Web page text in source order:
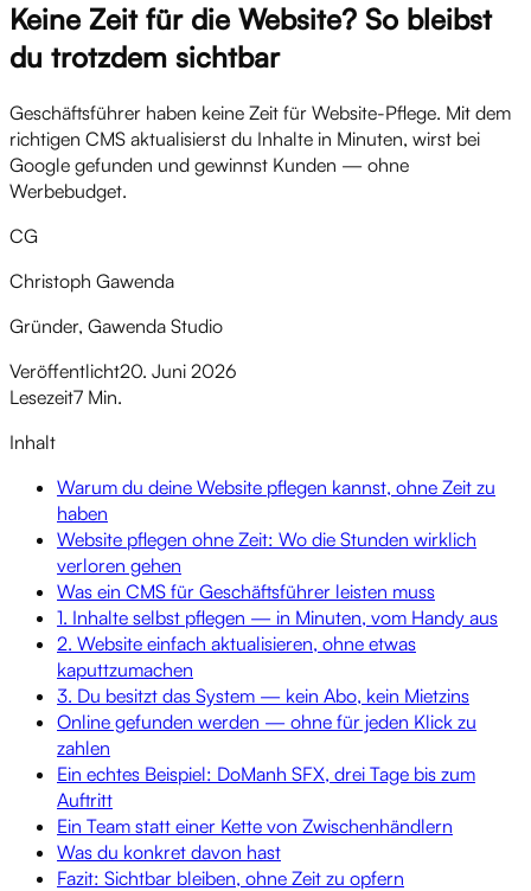
Keine Zeit für die Website? So bleibst
du trotzdem sichtbar
Geschäftsführer haben keine Zeit für Website-Pflege. Mit dem
richtigen CMS aktualisierst du Inhalte in Minuten, wirst bei
Google gefunden und gewinnst Kunden — ohne
Werbebudget.
CG
Christoph Gawenda
Gründer, Gawenda Studio
Veröffentlicht20. Juni 2026
Lesezeit7 Min.
Inhalt
Warum du deine Website pflegen kannst, ohne Zeit zu
haben
Website pflegen ohne Zeit: Wo die Stunden wirklich
verloren gehen
Was ein CMS für Geschäftsführer leisten muss
1. Inhalte selbst pflegen — in Minuten, vom Handy aus
2. Website einfach aktualisieren, ohne etwas
kaputtzumachen
3. Du besitzt das System — kein Abo, kein Mietzins
Online gefunden werden — ohne für jeden Klick zu
zahlen
Ein echtes Beispiel: DoManh SFX, drei Tage bis zum
Auftritt
Ein Team statt einer Kette von Zwischenhändlern
Was du konkret davon hast
Fazit: Sichtbar bleiben, ohne Zeit zu opfern